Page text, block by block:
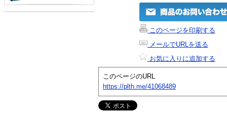
このページを印刷する
メールでURLを送る
お気に入りに追加する
このページのURL
https://plth.me/41068489